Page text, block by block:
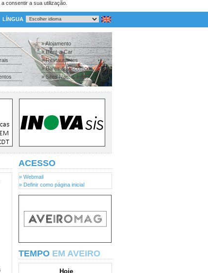
consentir a sua utilização.
LÍNGUA
» Alojamento
» Rent-a-Car
» Restaurantes
» Bares & Discotecas
» Sites Nac. & Inter.
ACESSO
» Webmail
» Definir como página inicial
TEMPO EM AVEIRO